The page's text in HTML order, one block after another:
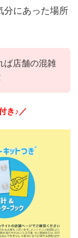
分にあった場所
ば店舗の混雑
き♪／